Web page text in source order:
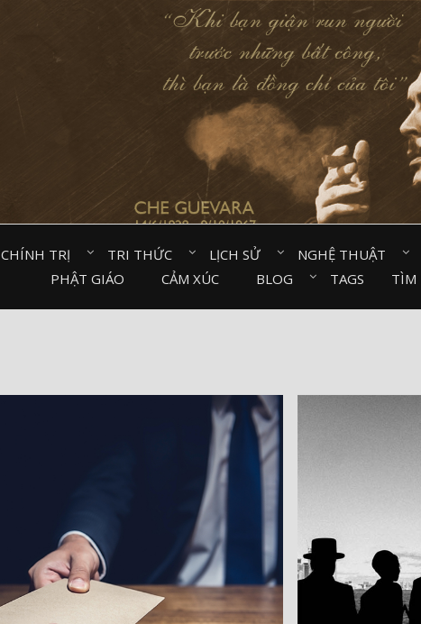
CHÍNH TRỊ⠀ TRI THỨC⠀ LỊCH SỬ⠀ NGHỆ THUẬT⠀
PHẬT GIÁO⠀
CẢM XÚC⠀ BLOG⠀ TAGS TÌM